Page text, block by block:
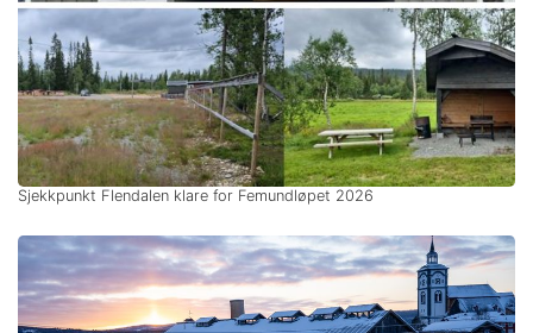
Sjekkpunkt Flendalen klare for Femundløpet 2026